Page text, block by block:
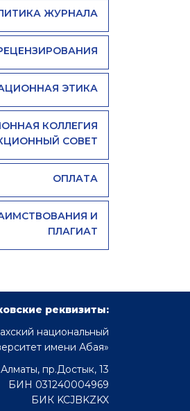
ЖУРНАЛА
ЭТИКА
КОЛЛЕГИЯ
СОВЕТ
ОПЛАТА
И
ПЛАГИАТ
реквизиты:
национальный
имени Абая»
пр.Достык, 13
БИН 031240004969
БИК KCJBKZKX